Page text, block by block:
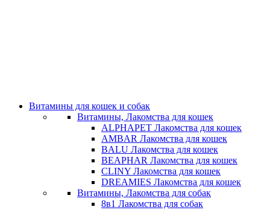
Витамины для кошек и собак
Витамины, Лакомства для кошек
ALPHAPET Лакомства для кошек
AMBAR Лакомства для кошек
BALU Лакомства для кошек
BEAPHAR Лакомства для кошек
CLINY Лакомства для кошек
DREAMIES Лакомства для кошек
Витамины, Лакомства для собак
8в1 Лакомства для собак